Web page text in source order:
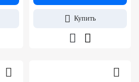
Купить